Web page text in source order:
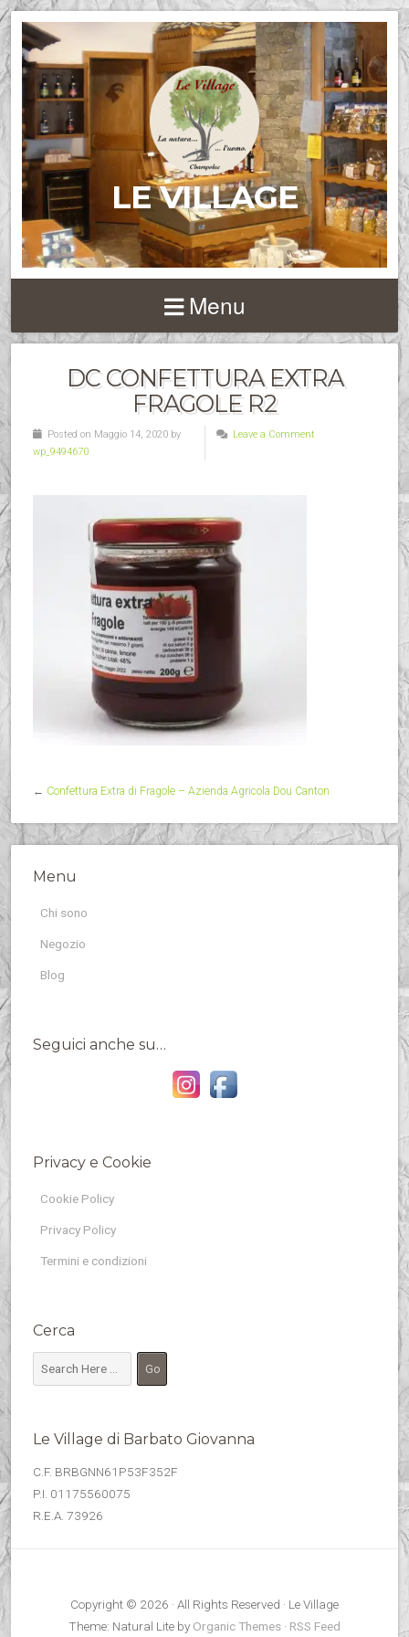
LE VILLAGE
Menu
DC CONFETTURA EXTRA
FRAGOLE R2
Posted on Maggio 14, 2020 by
wp_9494670
Leave a Comment
← Confettura Extra di Fragole – Azienda Agricola Dou Canton
Menu
Chi sono
Negozio
Blog
Seguici anche su…
Privacy e Cookie
Cookie Policy
Privacy Policy
Termini e condizioni
Cerca
Le Village di Barbato Giovanna
C.F. BRBGNN61P53F352F
P.I. 01175560075
R.E.A. 73926
Copyright © 2026 · All Rights Reserved · Le Village
Theme: Natural Lite by Organic Themes · RSS Feed